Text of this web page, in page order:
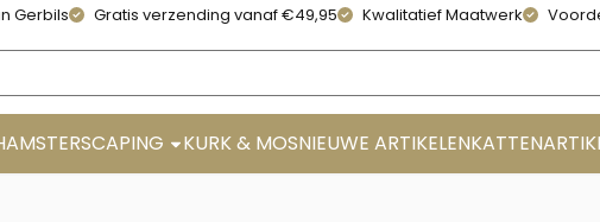
Gerbils Gratis verzending vanaf €49,95 Kwalitatief Maatwerk
KURK & MOSNIEUWE ARTIKELEN